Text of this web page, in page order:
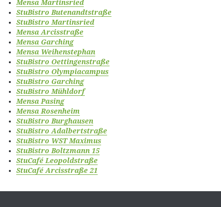
Mensa Martinsried
StuBistro Butenandtstraße
StuBistro Martinsried
Mensa Arcisstraße
Mensa Garching
Mensa Weihenstephan
StuBistro Oettingenstraße
StuBistro Olympiacampus
StuBistro Garching
StuBistro Mühldorf
Mensa Pasing
Mensa Rosenheim
StuBistro Burghausen
StuBistro Adalbertstraße
StuBistro WST Maximus
StuBistro Boltzmann 15
StuCafé Leopoldstraße
StuCafé Arcisstraße 21